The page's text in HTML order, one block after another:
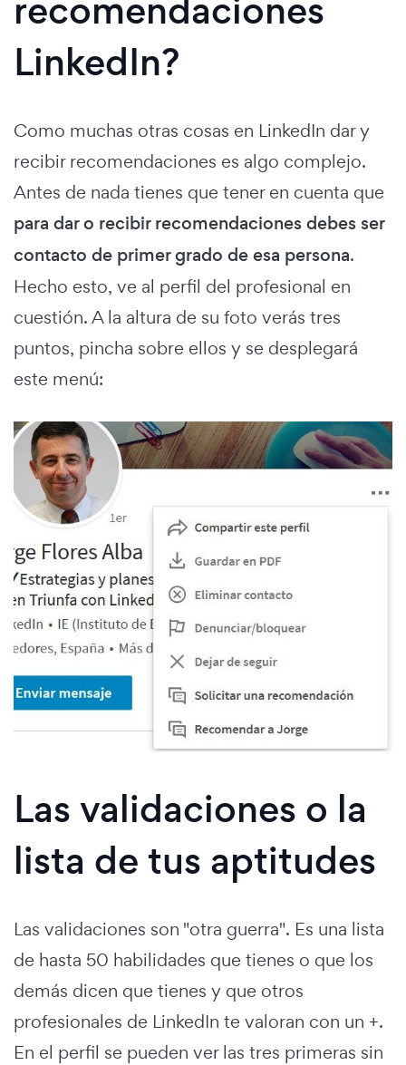
LinkedIn?
Como muchas otras cosas en LinkedIn dar y
recibir recomendaciones es algo complejo.
Antes de nada tienes que tener en cuenta que
para dar o recibir recomendaciones debes ser
contacto de primer grado de esa persona.
Hecho esto, ve al perfil del profesional en
cuestión. A la altura de su foto verás tres
puntos, pincha sobre ellos y se desplegará
este menú:
Las validaciones o la
lista de tus aptitudes
Las validaciones son "otra guerra". Es una lista
de hasta 50 habilidades que tienes o que los
demás dicen que tienes y que otros
profesionales de LinkedIn te valoran con un +.
En el perfil se pueden ver las tres primeras sin